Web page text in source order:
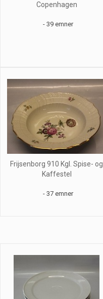
Copenhagen
- 39 emner
Frijsenborg 910 Kgl. Spise- og
Kaffestel
- 37 emner